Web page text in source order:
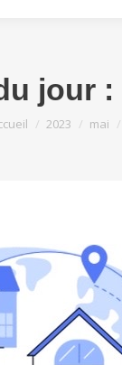
jour :
êtes ici :
2023 mai